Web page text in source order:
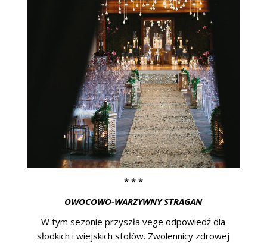
* * *
OWOCOWO-WARZYWNY STRAGAN
W tym sezonie przyszła vege odpowiedź dla
słodkich i wiejskich stołów. Zwolennicy zdrowej